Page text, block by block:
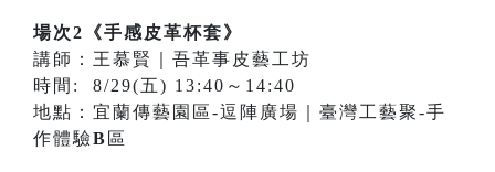
場次2《手感皮革杯套》
講師：王慕賢｜吾革事皮藝工坊
時間: 8/29(五) 13:40～14:40
地點：宜蘭傳藝園區-逗陣廣場｜臺灣工藝聚-手
作體驗B 區